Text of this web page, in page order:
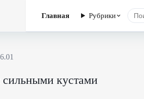
Главная Рубрики
кустами